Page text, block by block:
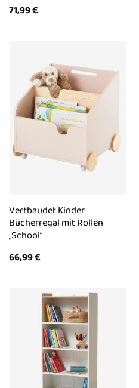
71,99€
Vertbaudet Kinder
Bücherregal mit Rollen
„School“
66,99€